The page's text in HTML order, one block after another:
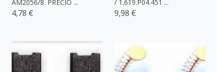
AM2056/8. PRECIO ...
4,78 €
/ 1.619.P04.451 ...
9,98 €